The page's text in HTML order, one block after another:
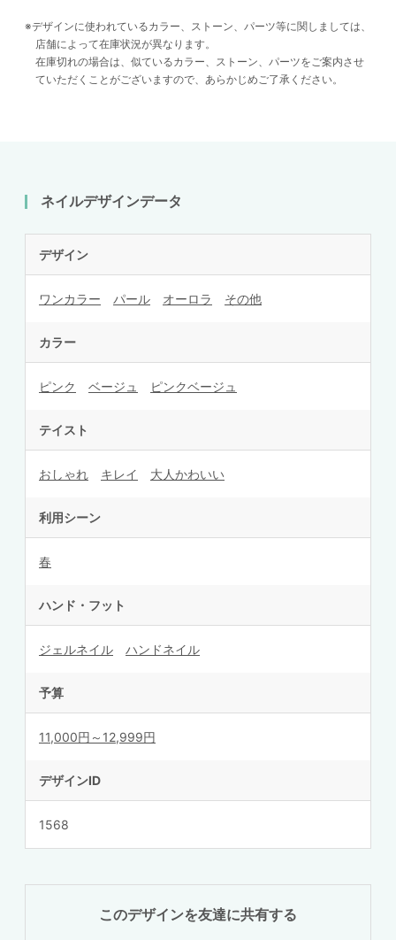
デザインに使われているカラー、ストーン、パーツ等に関しましては、
店舗によって在庫状況が異なります。
在庫切れの場合は、似ているカラー、ストーン、パーツをご案内させ
ていただくことがございますので、あらかじめご了承ください。
ネイルデザインデータ
デザイン
ワンカラー パール オーロラ その他
カラー
ピンク ベージュ ピンクベージュ
テイスト
おしゃれ キレイ 大人かわいい
利用シーン
春
ハンド・フット
ジェルネイル ハンドネイル
予算
11,000円～12,999円
デザインID
1568
このデザインを友達に共有する